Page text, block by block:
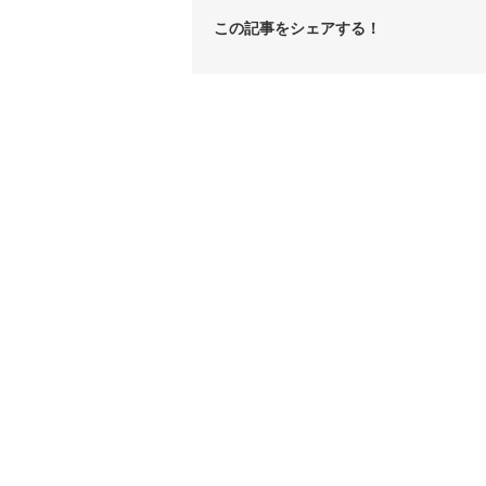
この記事をシェアする！